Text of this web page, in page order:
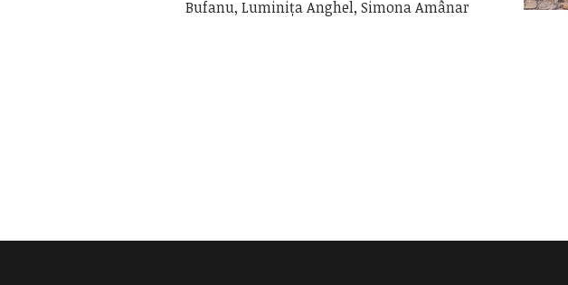
Bufanu, Luminița Anghel, Simona Amânar